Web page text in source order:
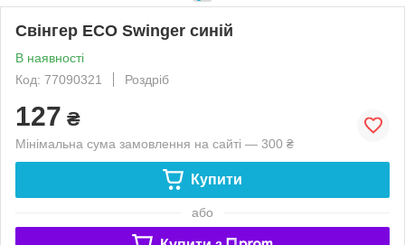
Свінгер ECO Swinger синій
В наявності
Код: 77090321
Роздріб
127 ₴
Мінімальна сума замовлення на сайті — 300 ₴
Купити
або